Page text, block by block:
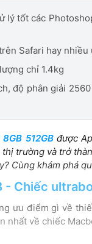
đến
40Gb/s) USB 3.1 Gen 2
(lên đến
lý tốt các
Safari hay nhiều
chỉ 1.4kg
độ phân giải
512GBđược
trường và trở
Cùng khám phá
- Chiếc
ưu điểm gì về
nhất về chiếc